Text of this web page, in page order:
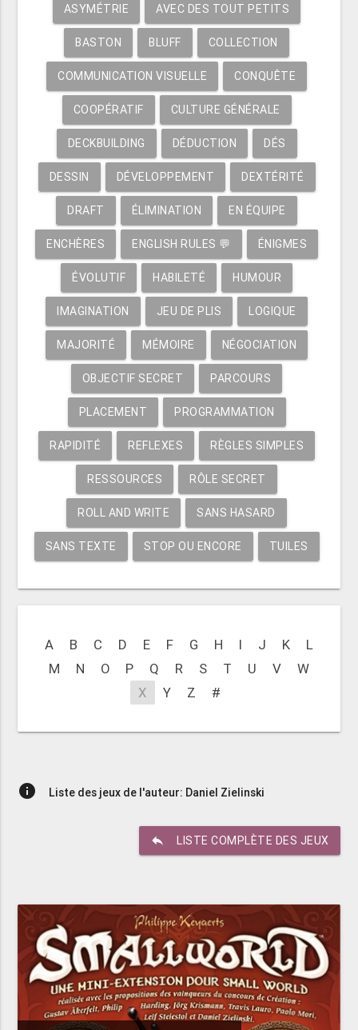
ASYMÉTRIE AVEC DES TOUT PETITS
BASTON BLUFF COLLECTION
COMMUNICATION VISUELLE CONQUÊTE
COOPÉRATIF CULTURE GÉNÉRALE
DECKBUILDING DÉDUCTION DÉS
DESSIN DÉVELOPPEMENT DEXTÉRITÉ
DRAFT ÉLIMINATION EN ÉQUIPE
ENCHÈRES ENGLISH RULES 💬 ÉNIGMES
ÉVOLUTIF HABILETÉ HUMOUR
IMAGINATION JEU DE PLIS LOGIQUE
MAJORITÉ MÉMOIRE NÉGOCIATION
OBJECTIF SECRET PARCOURS
PLACEMENT PROGRAMMATION
RAPIDITÉ REFLEXES RÈGLES SIMPLES
RESSOURCES RÔLE SECRET
ROLL AND WRITE SANS HASARD
SANS TEXTE STOP OU ENCORE TUILES
A B C D E F G H I J K
L
M
N O P Q R S T U V
W
X
Y Z #
info Liste des jeux de l'auteur: Daniel Zielinski
reply LISTE COMPLÈTE DES JEUX